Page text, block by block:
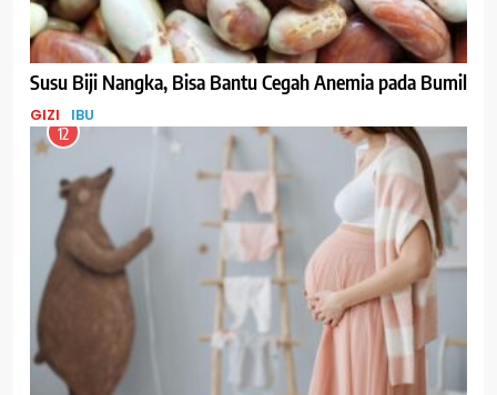
Susu Biji Nangka, Bisa Bantu Cegah Anemia pada Bumil
GIZI IBU
12